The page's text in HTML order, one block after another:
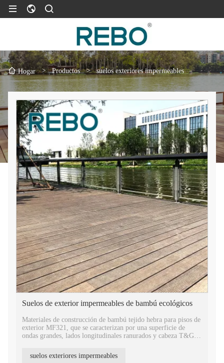
Hogar > Productos > suelos exteriores impermeables
Suelos de exterior impermeables de bambú ecológicos
Materiales de construcción de bambú tejido hebra para pisos de
exterior MF321, que se caracterizan por una superficie de
ondas grandes, lados longitudinales ranurados y cabeza T&G,
Piso de cubierta exterior de bambú carbonizado medio,
certificado FSC, ignífugo, impermeable, estándar europeo E1,
suelos exteriores impermeables